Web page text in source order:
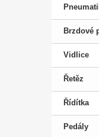
Brzdové
Vidlice
Řetěz
Řídítka
Pedály